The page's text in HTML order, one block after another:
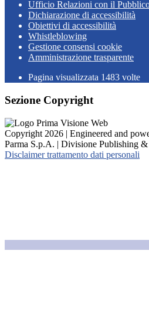
Ufficio Relazioni con il
Dichiarazione di accessibilità
Obiettivi di accessibilità
Whistleblowing
Gestione consensi cookie
Amministrazione trasparente
Pagina visualizzata 1483 volte
Sezione Copyright
Copyright 2026 | Engineered and
Parma S.p.A. | Divisione Publishing
Disclaimer trattamento dati personali